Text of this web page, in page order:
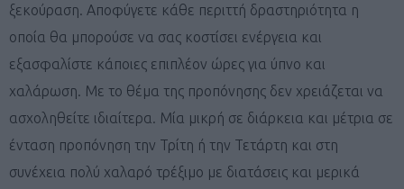
ξεκούραση. Αποφύγετε κάθε περιττή δραστηριότητα η
οποία θα μπορούσε να σας κοστίσει ενέργεια και
εξασφαλίστε κάποιες επιπλέον ώρες για ύπνο και
χαλάρωση. Με το θέμα της προπόνησης δεν χρειάζεται να
ασχοληθείτε ιδιαίτερα. Μία μικρή σε διάρκεια και μέτρια σε
ένταση προπόνηση την Τρίτη ή την Τετάρτη και στη
συνέχεια πολύ χαλαρό τρέξιμο με διατάσεις και μερικά